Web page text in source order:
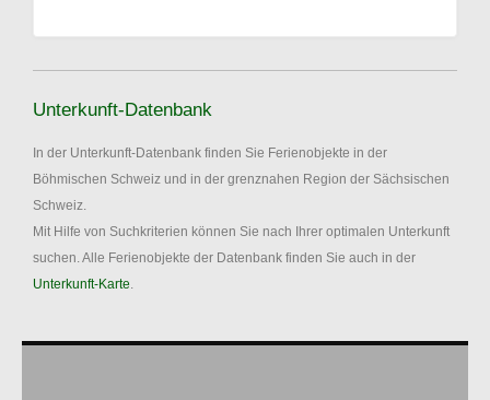
Unterkunft-Datenbank
In der Unterkunft-Datenbank finden Sie Ferienobjekte in der
Böhmischen Schweiz und in der grenznahen Region der Sächsischen
Schweiz.
Mit Hilfe von Suchkriterien können Sie nach Ihrer optimalen Unterkunft
suchen. Alle Ferienobjekte der Datenbank finden Sie auch in der
Unterkunft-Karte.